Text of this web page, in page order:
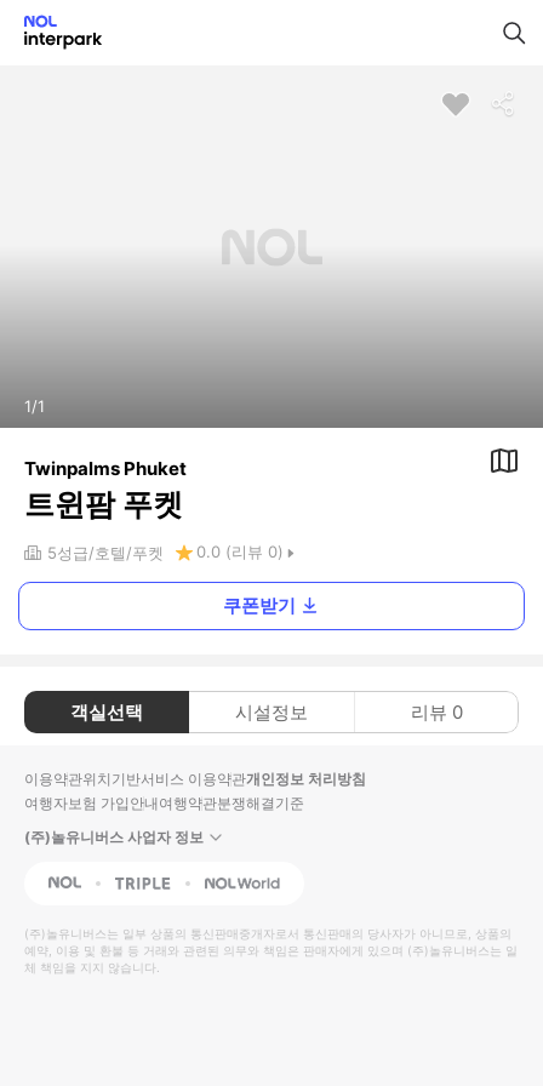
1/1
Twinpalms Phuket
트윈팜 푸켓
5성급 호텔 푸켓 0.0 (리뷰 0)
쿠폰받기
객실선택 시설정보 리뷰 0
이용약관위치기반서비스 이용약관개인정보 처리방침
여행자보험 가입안내여행약관분쟁해결기준
(주)놀유니버스 사업자 정보
NOL Triple Interpark Global
(주)놀유니버스는 일부 상품의 통신판매중개자로서 통신판매의 당사자가 아니므로, 상품의
예약, 이용 및 환불 등 거래와 관련된 의무와 책임은 판매자에게 있으며 (주)놀유니버스는 일
체 책임을 지지 않습니다.